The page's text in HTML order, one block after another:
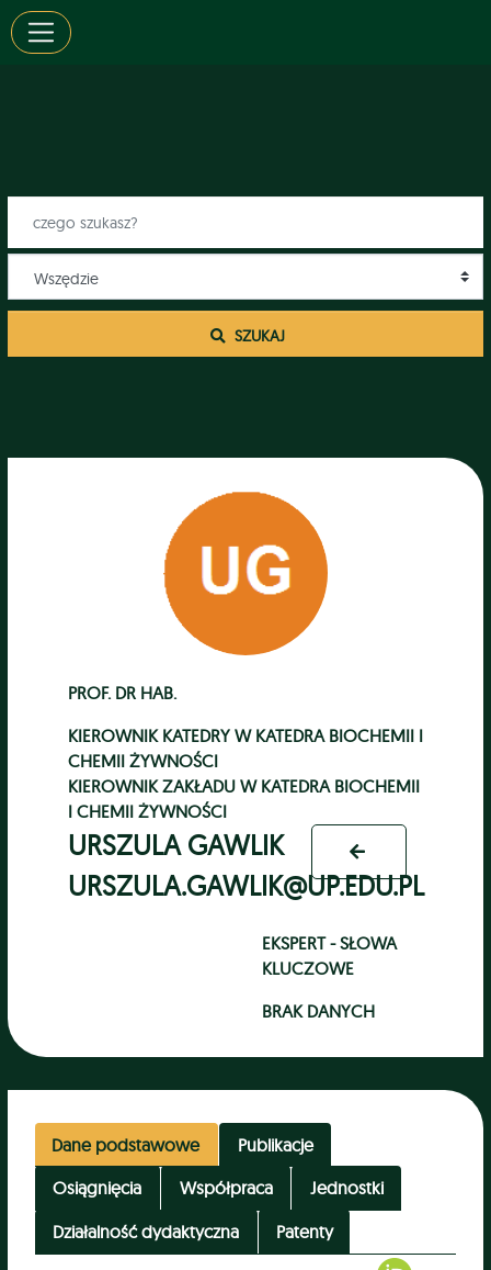
SZUKAJ
PROF. DR HAB.
KIEROWNIK KATEDRY W KATEDRA BIOCHEMII I
CHEMII ŻYWNOŚCI
KIEROWNIK ZAKŁADU W KATEDRA BIOCHEMII
I CHEMII ŻYWNOŚCI
URSZULA GAWLIK
URSZULA.GAWLIK@UP.EDU.PL
EKSPERT - SŁOWA
KLUCZOWE
BRAK DANYCH
Dane podstawowe
Publikacje
Osiągnięcia
Współpraca
Jednostki
Działalność dydaktyczna
Patenty